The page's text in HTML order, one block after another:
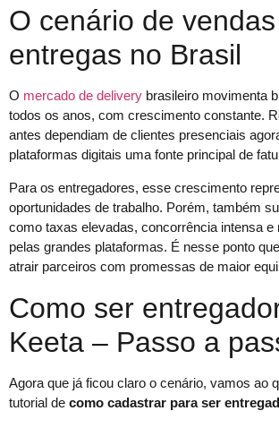
O cenário de
entregas no Brasil
O mercado de delivery brasileiro movimenta
todos os anos, com crescimento constante.
antes dependiam de clientes presenciais
plataformas digitais uma fonte principal de
Para os entregadores, esse crescimento
oportunidades de trabalho. Porém, também
como taxas elevadas, concorrência intensa e
pelas grandes plataformas. É nesse ponto
atrair parceiros com promessas de maior
Como ser
Keeta – Passo a
Agora que já ficou claro o cenário, vamos ao
tutorial de como cadastrar para ser